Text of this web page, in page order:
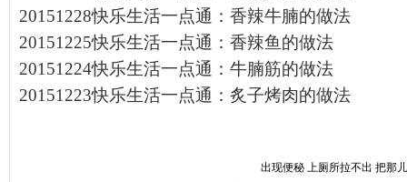
20151228快乐生活一点通：香辣牛腩的做法
20151225快乐生活一点通：香辣鱼的做法
20151224快乐生活一点通：牛腩筋的做法
20151223快乐生活一点通：炙子烤肉的做法
出现便秘 上厕所拉不出 把那